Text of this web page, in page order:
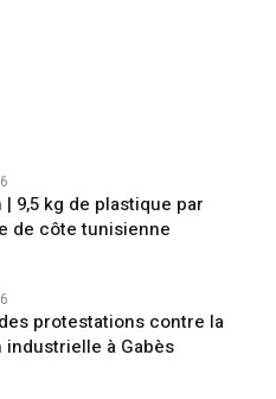
| 9,5 kg de plastique par
de côte tunisienne
protestations contre la
industrielle à Gabès